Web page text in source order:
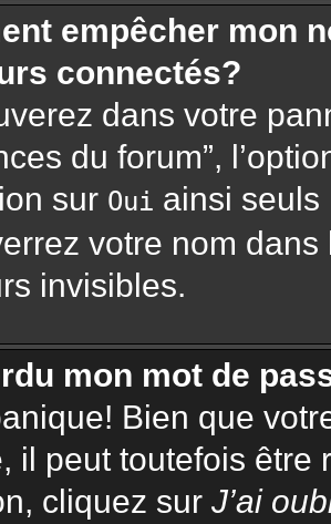
empêcher mon
connectés?
dans votre
du forum”,
sur Oui ainsi seuls
votre nom
invisibles.
mon mot de
Bien que
il peut toutefois
cliquez sur J’ai